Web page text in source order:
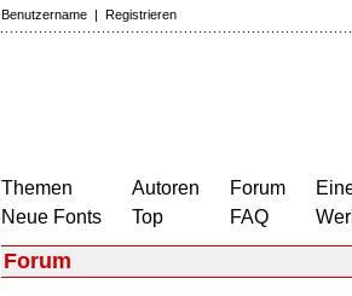
Benutzername | Registrieren
Themen
Neue Fonts
Autoren
Top
Forum
FAQ
Forum